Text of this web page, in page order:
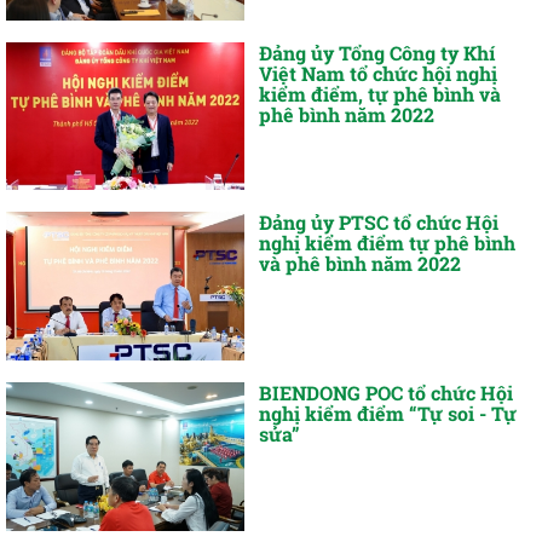
Đảng ủy Tổng Công ty Khí
Việt Nam tổ chức hội nghị
kiểm điểm, tự phê bình và
phê bình năm 2022
Đảng ủy PTSC tổ chức Hội
nghị kiểm điểm tự phê bình
và phê bình năm 2022
BIENDONG POC tổ chức Hội
nghị kiểm điểm “Tự soi - Tự
sửa”